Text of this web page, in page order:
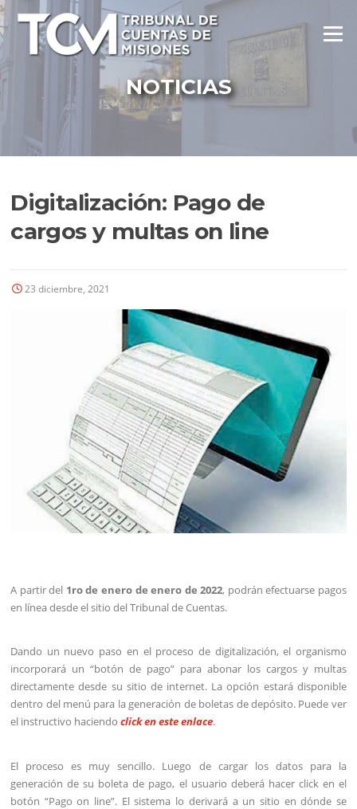
Ir
al
contenido
Menú
NOTICIAS
Digitalización: Pago de
cargos y multas on line
23 diciembre, 2021
A partir del 1ro de enero de enero de 2022, podrán efectuarse pagos
en línea desde el sitio del Tribunal de Cuentas.
Dando un nuevo paso en el proceso de digitalización, el organismo
incorporará un “botón de pago” para abonar los cargos y multas
directamente desde su sitio de internet. La opción estará disponible
dentro del menú para la generación de boletas de depósito. Puede ver
el instructivo haciendoclick en este enlace.
El proceso es muy sencillo. Luego de cargar los datos para la
generación de su boleta de pago, el usuario deberá hacer click en el
botón “Pago on line”. El sistema lo derivará a un sitio en dónde se